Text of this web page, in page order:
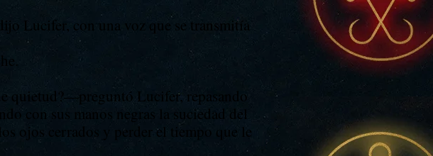
Lucifer, con una voz que se transmitía
quietud?—preguntó Lucifer, repasando
con sus manos negras la suciedad del
ojos cerrados y perder el tiempo que le